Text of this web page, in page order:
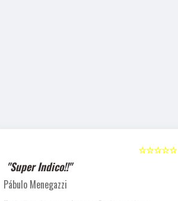
☆☆☆☆☆
"Super Indico!!"
Pábulo Menegazzi